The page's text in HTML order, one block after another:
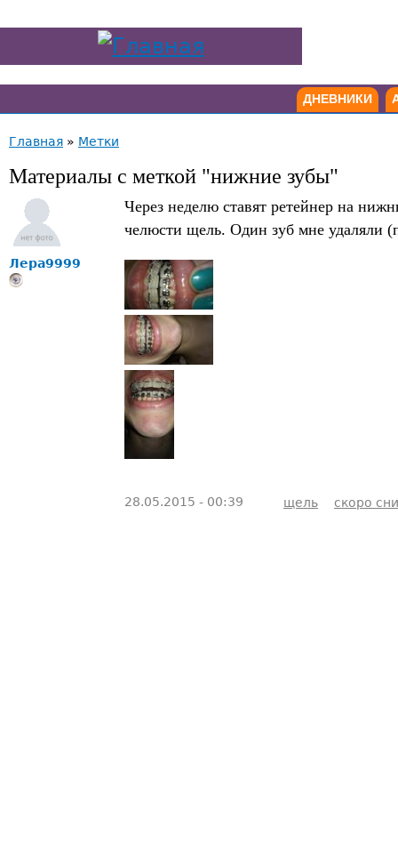
ДНЕВНИКИ
Главная » Метки
Материалы с меткой "нижние зубы"
Лера9999
Через неделю ставят ретейнер на
челюсти щель. Один зуб мне удаляли
28.05.2015 - 00:39 щель скоро